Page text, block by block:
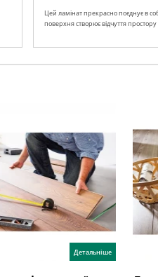
Цей ламінат прекрасно поєднує в
поверхня створює відчуття
Детальніше